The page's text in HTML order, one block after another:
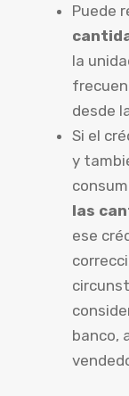
Puede
la
desde
Si el
y
las
ese
banco,